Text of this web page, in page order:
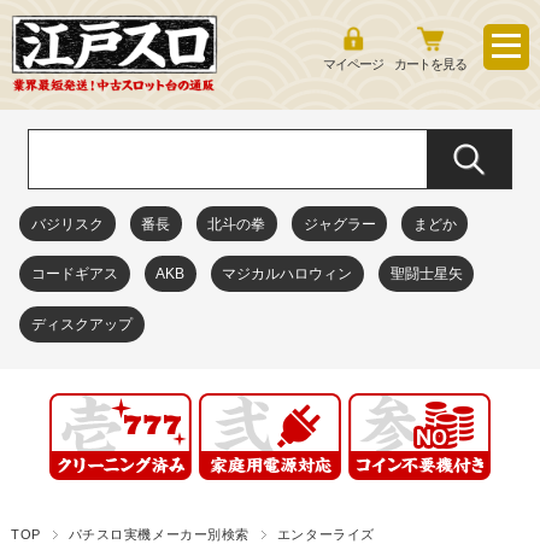
マイページ カートを見る
バジリスク 番長 北斗の拳 ジャグラー まどか
コードギアス AKB マジカルハロウィン 聖闘士星矢
ディスクアップ
TOP パチスロ実機メーカー別検索 エンターライズ